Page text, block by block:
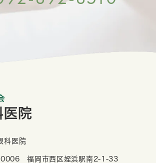
科医院
福岡市西区姪浜駅南2-1-33